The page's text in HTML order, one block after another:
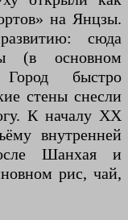
на Янцзы.
сюда
(в основном
быстро
стены снесли
К началу XX
внутренней
Шанхая и
рис, чай,